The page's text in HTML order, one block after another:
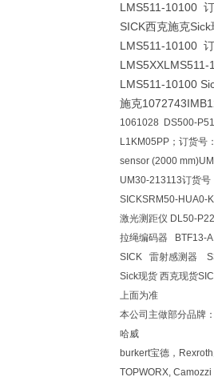
LMS511-10100
SICK西克施克
LMS511-10100
LMS511-10100
施克1072743
1061028 DS500-
L1KM05PP；订货号
sensor (2000 mm)
UM30-213113订货
SICKSRM50-HUA0-
激光测距仪 DL50-
拉绳编码器 BTF13-
SICK 雷射感测器
Sick现货 西克现货
上面为准
本公司主做部分品牌
哈威
burkert宝德，
TOPWORX,